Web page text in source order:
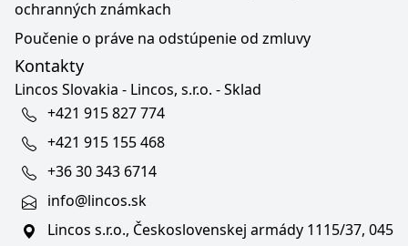
ochranných známkach
Poučenie o práve na odstúpenie od zmluvy
Kontakty
Lincos Slovakia - Lincos, s.r.o. - Sklad
+421 915 827 774
+421 915 155 468
+36 30 343 6714
info@lincos.sk
Lincos s.r.o., Československej armády 1115/37, 045